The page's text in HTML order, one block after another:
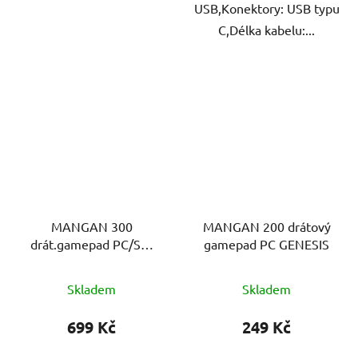
USB,Konektory: USB typu
C,Délka kabelu:...
MANGAN 300
drát.gamepad PC/SW
Skladem
699 Kč
MANGAN 200 drátový
gamepad PC GENESIS
Skladem
249 Kč